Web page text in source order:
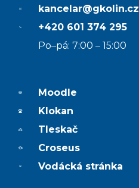
kancelar@gkolin.cz
+420 601 374 295
Po–pá: 7:00 – 15:00
Moodle
Klokan
Tleskač
Croseus
Vodácká stránka